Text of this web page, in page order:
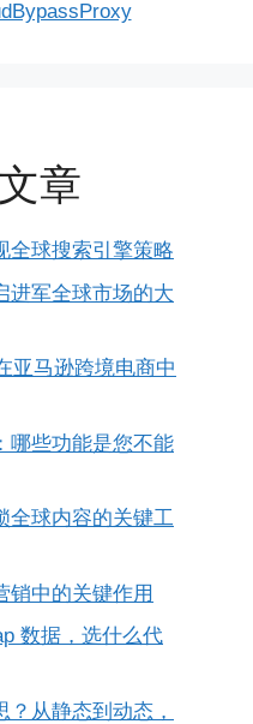
章
全球搜索引擎策略
进军全球市场的大
亚马逊跨境电商中
哪些功能是您不能
全球内容的关键工
销中的关键作用
数据，选什么代
从静态到动态，